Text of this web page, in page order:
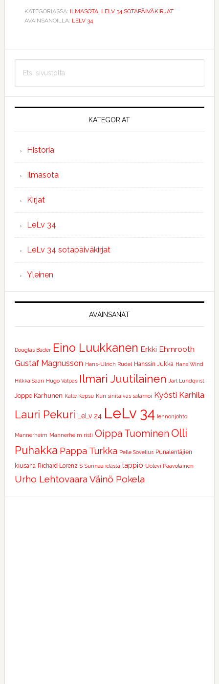
KATEGORIASSA: ILMASOTA, LELV 34 SOTAPÄIVÄKIRJAT
AVAINSANOILLA: LELV 34
Ensisijainen
sivupalkki
sivustolta
KATEGORIAT
Historia
Ilmasota
Kirjat
LeLv 34
LeLv 34 sotapäiväkirjat
Yleinen
AVAINSANAT
Douglas Bader Eino Luukkanen Erkki Ehrnrooth
Gustaf Magnusson Hans-Ulrich Rudel Hanssin Jukka Hans Wind
Hilkka Saari Hugo Valpas Ilmari Juutilainen Jarl Lundqvist
Joppe Karhunen Kalle Kepsu Kun sinitaivas salamoi Kyösti Karhila
Lauri Pekuri LeLv 24 LeLv 34 lennonjohto
Mannerheim Mannerheim risti Oippa Tuominen Olli
Puhakka Pappa Turkka Pelle Sovelius Punalentäjien
kiusana Richard Lorenz S Surinaa idästä tappio Uolevi Paavolainen
Urho Lehtovaara Väinö Pokela